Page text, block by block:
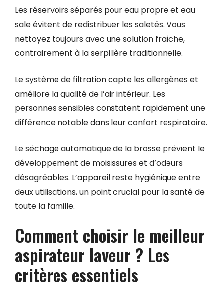
Les réservoirs séparés pour eau propre et eau
sale évitent de redistribuer les saletés. Vous
nettoyez toujours avec une solution fraîche,
contrairement à la serpillère traditionnelle.
Le système de filtration capte les allergènes et
améliore la qualité de l’air intérieur. Les
personnes sensibles constatent rapidement une
différence notable dans leur confort respiratoire.
Le séchage automatique de la brosse prévient le
développement de moisissures et d’odeurs
désagréables. L’appareil reste hygiénique entre
deux utilisations, un point crucial pour la santé de
toute la famille.
Comment choisir le meilleur
aspirateur laveur ? Les
critères essentiels